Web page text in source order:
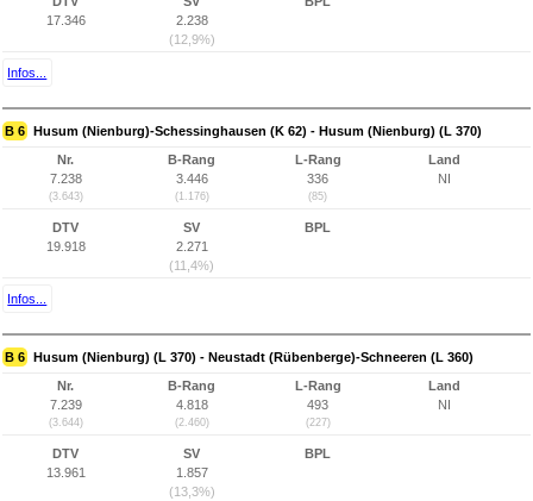
17.346
2.238
(12,9%)
Infos...
B 6 Husum (Nienburg)-Schessinghausen (K 62) - Husum (Nienburg) (L 370)
Nr.
7.238
(3.643)
B-Rang
3.446
(1.176)
L-Rang
336
(85)
Land
NI
DTV
19.918
SV
2.271
(11,4%)
BPL
Infos...
B 6 Husum (Nienburg) (L 370) - Neustadt (Rübenberge)-Schneeren (L 360)
Nr.
7.239
(3.644)
B-Rang
4.818
(2.460)
L-Rang
493
(227)
Land
NI
DTV
13.961
SV
1.857
(13,3%)
BPL